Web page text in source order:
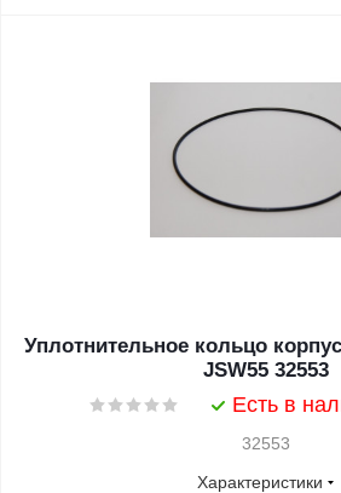
Уплотнительное кольцо
JSW55 32553
Есть в
32553
Характеристики